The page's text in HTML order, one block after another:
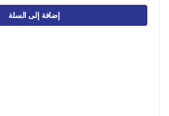
إضافة إلى السلة